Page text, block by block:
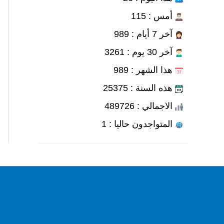
أمس : 115
آخر 7 أيام : 989
آخر 30 يوم : 3261
هذا الشهر : 989
هذه السنة : 25375
الاجمالي : 489726
المتواجدون حاليا : 1